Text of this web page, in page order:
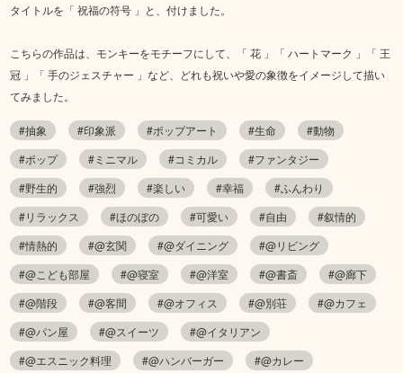
タイトルを「 祝福の符号 」と、付けました。
こちらの作品は、モンキーをモチーフにして、「 花 」「 ハートマーク 」「 王
冠 」「 手のジェスチャー 」など、どれも祝いや愛の象徴をイメージして描い
てみました。
#抽象 #印象派 #ポップアート #生命
#動物
#ポップ
#ミニマル #コミカル
#ファンタジー
#野生的
#強烈 #楽しい #幸福
#ふんわり
#リラックス
#ほのぼの #可愛い #自由
#叙情的
#情熱的
#@玄関 #@ダイニング
#@リビング
#@こども部屋
#@寝室 #@洋室 #@書斎
#@廊下
#@階段
#@客間 #@オフィス #@別荘
#@カフェ
#@パン屋
#@スイーツ
#@イタリアン
#@エスニック料理
#@ハンバーガー
#@カレー